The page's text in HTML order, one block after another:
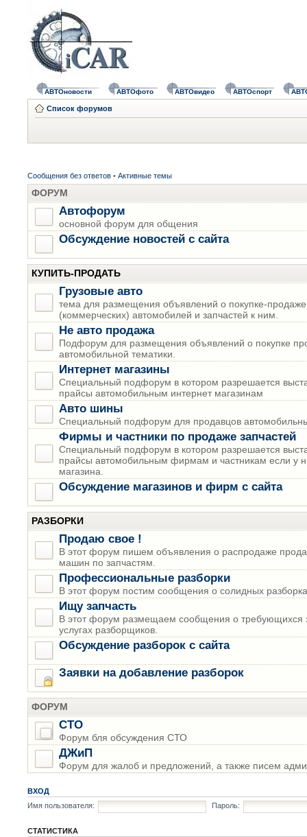
АВТОновости АВТОфото АВТОвидео АВТОспорт
Список форумов
Сообщения без ответов • Активные темы
ФОРУМ
Автофорум
основной форум для общения
Обсуждение новостей с сайта
КУПИТЬ-ПРОДАТЬ
Грузовые авто
тема для размещения объявлений о покупке-продаже
(коммерческих) автомобилей и запчастей к ним.
Не авто продажа
Подфорум для размещения объявлений о покупке
автомобильной тематики.
Интернет магазины
Специальный подфорум в котором разрешается
прайсы автомобильным интернет магазинам
Авто шины
Специальный подфорум для продавцов
Фирмы и частники по продаже запчастей
Специальный подфорум в котором разрешается
прайсы автомобильным фирмам и частникам если у
магазина.
Обсуждение магазинов и фирм с сайта
РАЗБОРКИ
Продаю свое !
В этот форум пишем объявления о распродаже
машин по запчастям.
Профессиональные разборки
В этот форум постим сообщения о солидных
Ищу запчасть
В этот форум размещаем сообщения о требующихся
услугах разборщиков.
Обсуждение разборок с сайта
Заявки на добавление разборок
ФОРУМ
СТО
Форум бля обсуждения СТО
ДЖиП
Форум для жалоб и предложений, а также писем
ВХОД
Имя пользователя:
Пароль:
СТАТИСТИКА